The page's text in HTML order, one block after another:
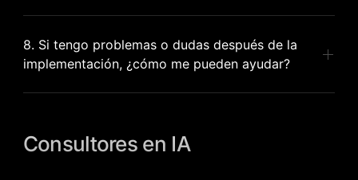
8. Si tengo problemas o dudas después de la
implementación, ¿cómo me pueden ayudar?
Consultores en IA